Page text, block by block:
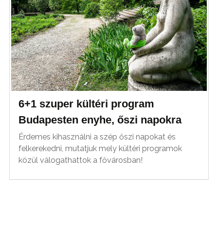
6+1 szuper kültéri program
Budapesten enyhe, őszi napokra
Érdemes kihasználni a szép őszi napokat és
felkerekedni, mutatjuk mely kültéri programok
közül válogathattok a fővárosban!